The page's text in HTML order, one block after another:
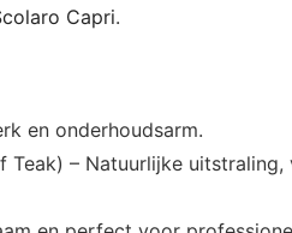
Capri.
en onderhoudsarm.
Teak) – Natuurlijke uitstraling,